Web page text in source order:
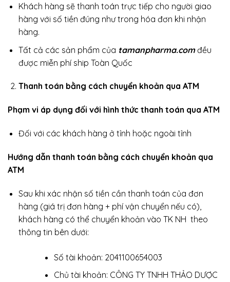
Khách hàng sẽ thanh toán trực tiếp cho người giao
hàng với số tiền đúng như trong hóa đơn khi nhận
hàng.
Tất cả các sản phẩm của tamanpharma.comđều
được miễn phí ship Toàn Quốc
Thanh toán bằng cách chuyển khoản qua ATM
Phạm vi áp dụng đối với hình thức thanh toán qua ATM
Đối với các khách hàng ở tỉnh hoặc ngoài tỉnh
Hướng dẫn thanh toán bằng cách chuyển khoản qua
ATM
Sau khi xác nhận số tiền cần thanh toán của đơn
hàng (giá trị đơn hàng + phí vận chuyển nếu có),
khách hàng có thể chuyển khoản vào TK NH theo
thông tin bên dưới:
Số tài khoản: 2041100654003
Chủ tài khoản: CÔNG TY TNHH THẢO DƯỢC